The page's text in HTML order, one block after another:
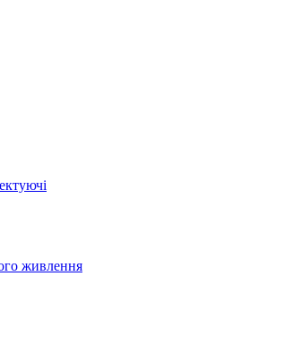
живлення